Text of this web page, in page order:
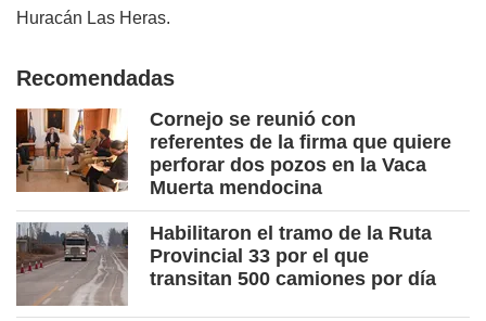
Huracán Las Heras.
Recomendadas
Cornejo se reunió con
referentes de la firma que quiere
perforar dos pozos en la Vaca
Muerta mendocina
Habilitaron el tramo de la Ruta
Provincial 33 por el que
transitan 500 camiones por día